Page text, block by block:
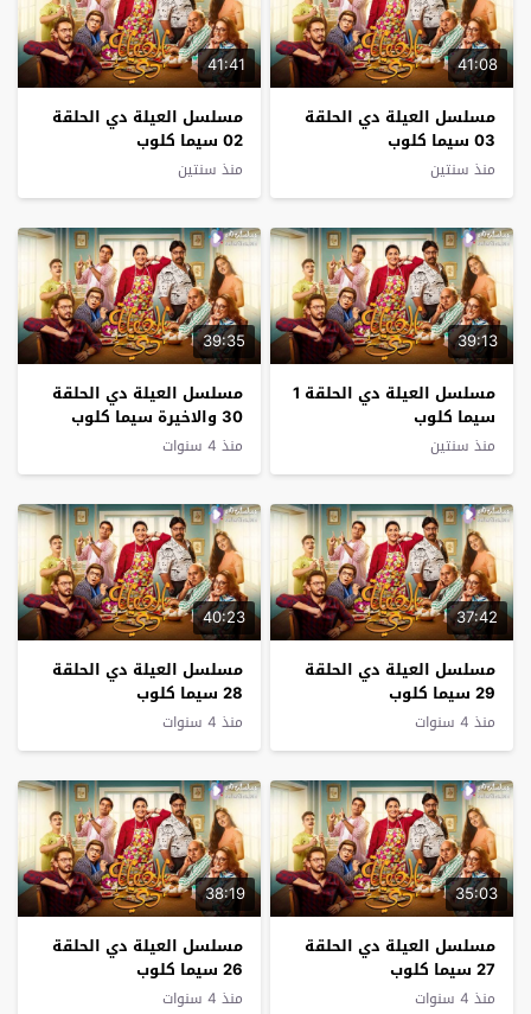
41:08
مسلسل العيلة دي الحلقة
03 سيما كلوب
منذ سنتين
41:41
مسلسل العيلة دي الحلقة
02 سيما كلوب
منذ سنتين
39:13
مسلسل العيلة دي الحلقة 1
سيما كلوب
منذ سنتين
39:35
مسلسل العيلة دي الحلقة
30 والاخيرة سيما كلوب
منذ 4 سنوات
37:42
مسلسل العيلة دي الحلقة
29 سيما كلوب
منذ 4 سنوات
40:23
مسلسل العيلة دي الحلقة
28 سيما كلوب
منذ 4 سنوات
35:03
مسلسل العيلة دي الحلقة
27 سيما كلوب
منذ 4 سنوات
38:19
مسلسل العيلة دي الحلقة
26 سيما كلوب
منذ 4 سنوات